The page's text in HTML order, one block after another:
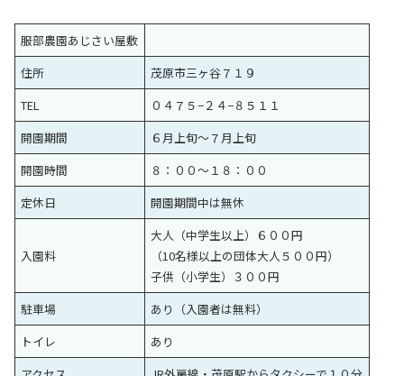
服部農園あじさい屋敷
住所
茂原市三ヶ谷７１９
TEL
０４７５−２４−８５１１
開園期間
６月上旬〜７月上旬
開園時間
８：００〜１８：００
定休日
開園期間中は無休
入園料
大人（中学生以上）６００円
（10名様以上の団体大人５００円）
子供（小学生）３００円
駐車場
あり（入園者は無料）
トイレ
あり